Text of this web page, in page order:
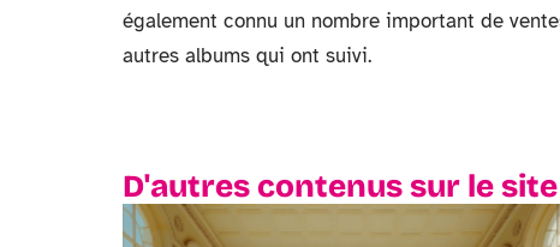
également connu un nombre important de
autres albums qui ont suivi.
D'autres contenus sur le site